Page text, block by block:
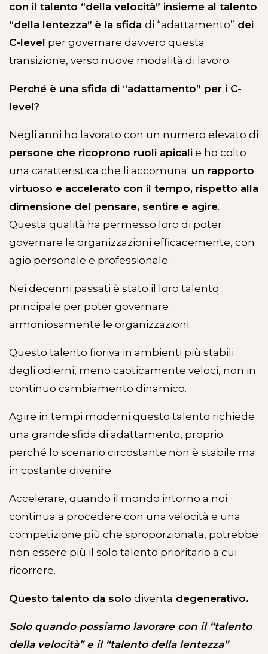
con il talento “della velocità” insieme al talento
“della lentezza” è la sfida di “adattamento” dei
C-level per governare davvero questa
transizione, verso nuove modalità di lavoro.
Perché è una sfida di “adattamento” per i C-
level?
Negli anni ho lavorato con un numero elevato di
persone che ricoprono ruoli apicali e ho colto
una caratteristica che li accomuna: un rapporto
virtuoso e accelerato con il tempo, rispetto alla
dimensione del pensare, sentire e agire.
Questa qualità ha permesso loro di poter
governare le organizzazioni efficacemente, con
agio personale e professionale.
Nei decenni passati è stato il loro talento
principale per poter governare
armoniosamente le organizzazioni.
Questo talento fioriva in ambienti più stabili
degli odierni, meno caoticamente veloci, non in
continuo cambiamento dinamico.
Agire in tempi moderni questo talento richiede
una grande sfida di adattamento, proprio
perché lo scenario circostante non è stabile ma
in costante divenire.
Accelerare, quando il mondo intorno a noi
continua a procedere con una velocità e una
competizione più che sproporzionata, potrebbe
non essere più il solo talento prioritario a cui
ricorrere.
Questo talento da solo diventa degenerativo.
Solo quando possiamo lavorare con il “talento
della velocità” e il “talento della lentezza”